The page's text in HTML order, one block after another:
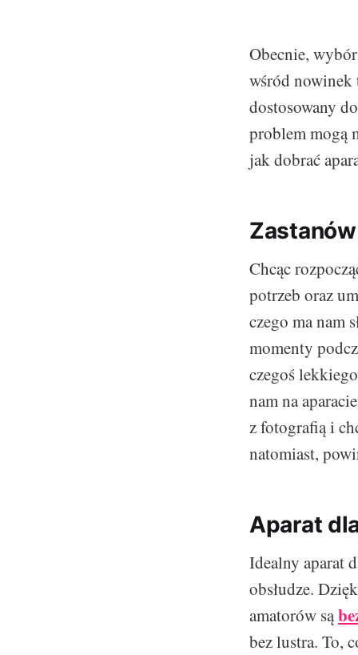
Obecnie,
wśród nowinek
dostosowany
problem mogą
jak dobrać
Chcąc
potrzeb oraz
czego ma nam
momenty
czegoś
nam na
z fotografią i
natomiast,
Aparat
Idealny aparat
obsłudze.
amatorów są
bez lustra. To,